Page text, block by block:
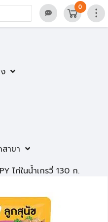
สาขา
0
ไก่ในน้ำเกรวี่ 130 ก.